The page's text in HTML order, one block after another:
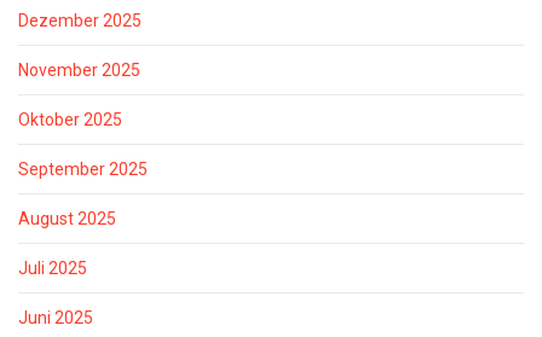
Dezember 2025
November 2025
Oktober 2025
September 2025
August 2025
Juli 2025
Juni 2025